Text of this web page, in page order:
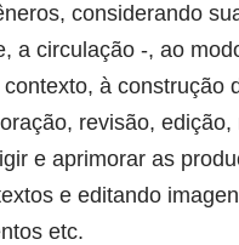
considerando
a circulação -, ao
à
revisão,
e aprimorar as
e editando
etc.